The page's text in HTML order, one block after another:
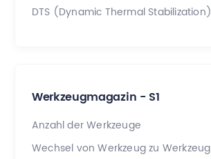
DTS (Dynamic Thermal Stabilization)
Werkzeugmagazin - S1
Anzahl der Werkzeuge
Wechsel von Werkzeug zu Werkzeug